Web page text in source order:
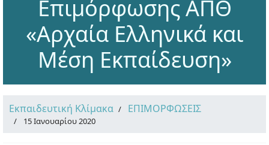
Επιμόρφωσης ΑΠΘ
«Αρχαία Ελληνικά και
Μέση Εκπαίδευση»
Εκπαιδευτική Κλίμακα ΕΠΙΜΟΡΦΩΣΕΙΣ
15 Ιανουαρίου 2020